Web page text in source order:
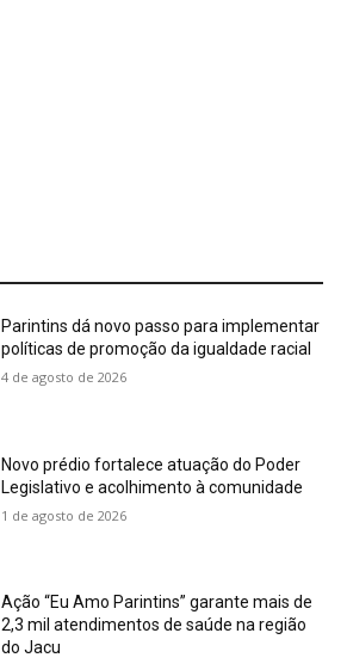
Parintins dá novo passo para implementar
políticas de promoção da igualdade racial
4 de agosto de 2026
Novo prédio fortalece atuação do Poder
Legislativo e acolhimento à comunidade
1 de agosto de 2026
Ação “Eu Amo Parintins” garante mais de
2,3 mil atendimentos de saúde na região
do Jacu